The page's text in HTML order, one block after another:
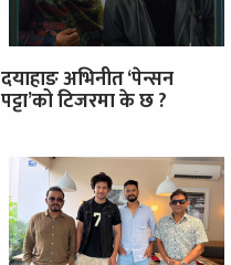
दयाहाङ अभिनीत ‘पेन्सन
पट्टा’को टिजरमा के छ ?